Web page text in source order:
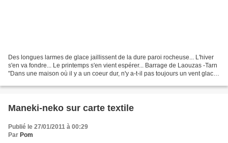
Des longues larmes de glace jaillissent de la dure paroi rocheuse... L'hiver
s'en va fondre... Le printemps s'en vient espérer... Barrage de Laouzas -Tarn
"Dans une maison où il y a un coeur dur, n'y a-t-il pas toujours un vent glacé
Maneki-neko sur carte textile
Publié le 27/01/2011 à 00:29
Par Pom